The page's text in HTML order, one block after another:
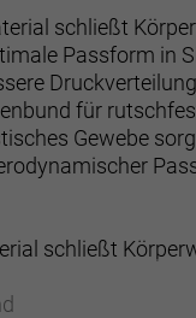
schließt
Passform in
Druckverteilung
für
Gewebe
schließt